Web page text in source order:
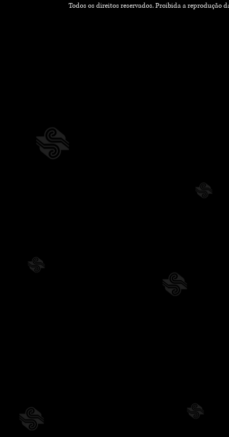
Todos os direitos reservados. Proibida a reprodução